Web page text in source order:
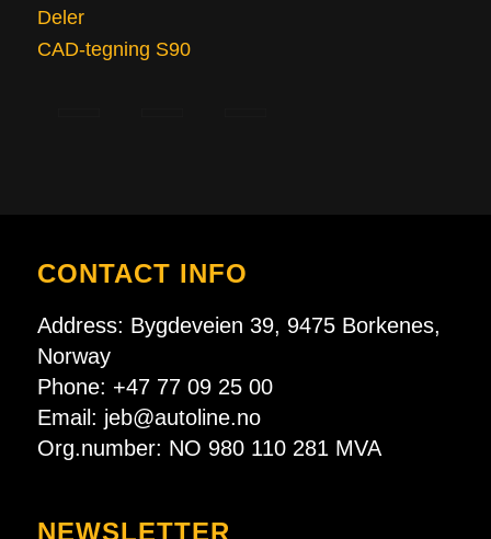
Deler
CAD-tegning S90
CONTACT INFO
Address: Bygdeveien 39, 9475 Borkenes,
Norway
Phone: +47 77 09 25 00
Email: jeb@autoline.no
Org.number: NO 980 110 281 MVA
NEWSLETTER